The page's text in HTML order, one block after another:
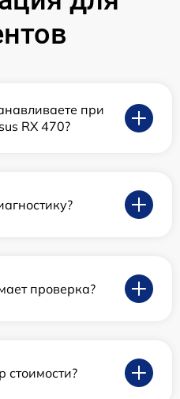
при
RX 470?
проверка?
стоимости?